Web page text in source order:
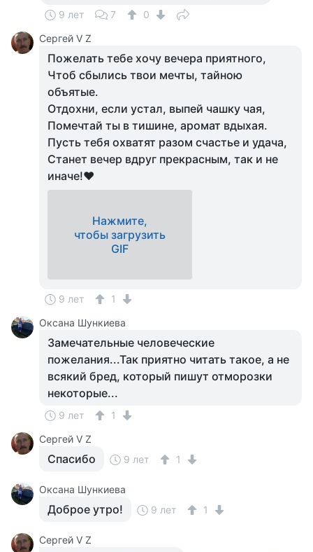
9 лет 7
0
Сергей V Z
Пожелать тебе хочу вечера приятного,
Чтоб сбылись твои мечты, тайною
объятые.
Отдохни, если устал, выпей чашку чая,
Помечтай ты в тишине, аромат вдыхая.
Пусть тебя охватят разом счастье и удача,
Станет вечер вдруг прекрасным, так и не
иначе!♥
Нажмите,
чтобы загрузить
GIF
9 лет
1
Оксана Шункиева
Замечательные человеческие
пожелания...Так приятно читать такое, а не
всякий бред, который пишут отморозки
некоторые...
9 лет
1
Сергей V Z
Спасибо 9 лет 1
Оксана Шункиева
Доброе утро! 9 лет 1
Сергей V Z